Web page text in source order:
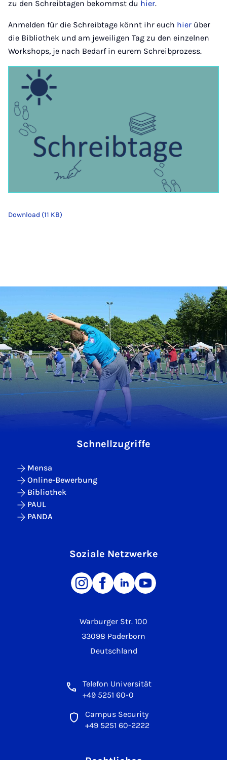
zu den Schreibtagen bekommst du hier.
Anmelden für die Schreibtage könnt ihr euch hier über
die Bibliothek und am jeweiligen Tag zu den einzelnen
Workshops, je nach Bedarf in eurem Schreibprozess.
Download (11 KB)
Warburger Str. 100
33098 Paderborn
Deutschland
Telefon Universität
+49 5251 60-0
Campus Security
+49 5251 60-2222
Schnellzugriffe
Mensa
Online-Bewerbung
Bibliothek
PAUL
PANDA
Soziale Netzwerke